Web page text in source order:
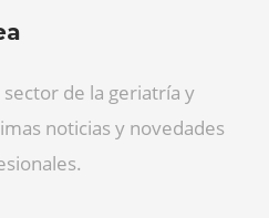
de la geriatría y
noticias y novedades